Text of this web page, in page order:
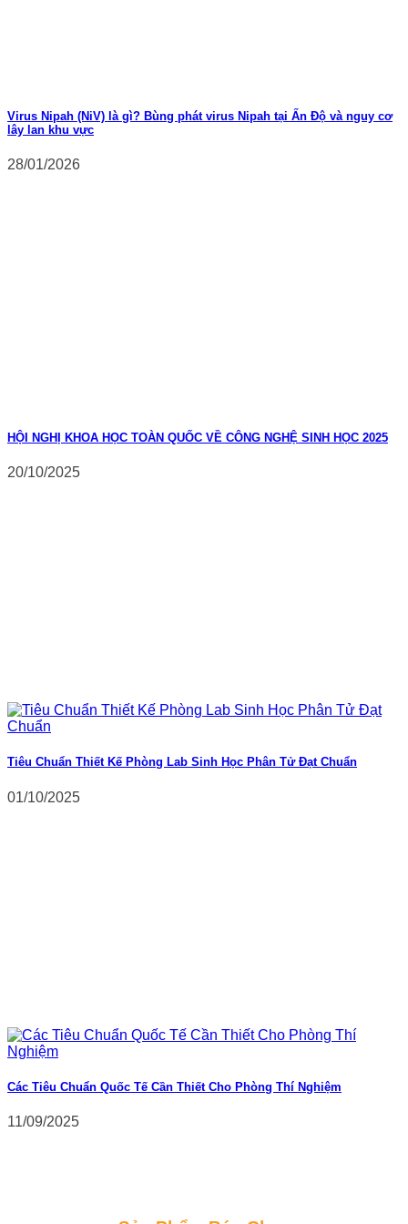
Virus Nipah (NiV) là gì? Bùng phát virus Nipah tại Ấn Độ và nguy cơ
lây lan khu vực
28/01/2026
HỘI NGHỊ KHOA HỌC TOÀN QUỐC VỀ CÔNG NGHỆ SINH HỌC 2025
20/10/2025
Tiêu Chuẩn Thiết Kế Phòng Lab Sinh Học Phân Tử Đạt Chuẩn
01/10/2025
Các Tiêu Chuẩn Quốc Tế Cần Thiết Cho Phòng Thí Nghiệm
11/09/2025